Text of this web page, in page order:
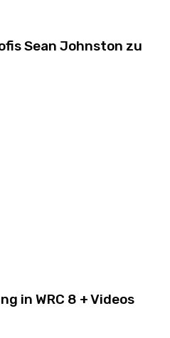
Sean Johnston zu
in WRC 8 + Videos